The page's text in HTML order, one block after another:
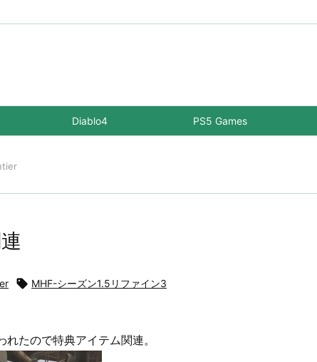
Diablo4 PS5 Games
 MHF-シーズン1.5リファイン3
たので特典アイテム関連。